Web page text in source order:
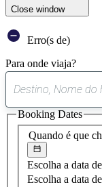
Close window
Erro(s de)
Para onde viaja?
Quando é que
Escolha a data
Escolha a data
Booking Dates